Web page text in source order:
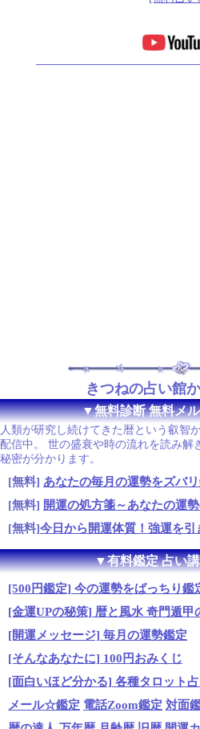
きつねの占い館
▼無料診断 無料メ
人類が研究し続けてきた暦という叡智
配信中。 世の盛衰や時の流れを読み解
秘密が分かります。
[無料] あなたの毎月の運勢をズバリ
[無料] 開運の処方箋～あなたの運勢
[無料]今日から開運体質！強運を
▼有料鑑定 占い
[500円鑑定] 今の運勢をばっちり鑑
[金運UPの秘策] 暦と風水 奇門遁甲
[開運メッセージ] 毎月の運勢鑑定
[そんなあなたに] 100円おみくじ
[面白いほど分かる] 各種タロット
メール☆鑑定 電話Zoom鑑定 対面